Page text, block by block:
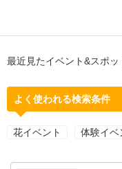
最近見たイベント&スポッ
よく使われる検索条件
花イベント 体験イベ